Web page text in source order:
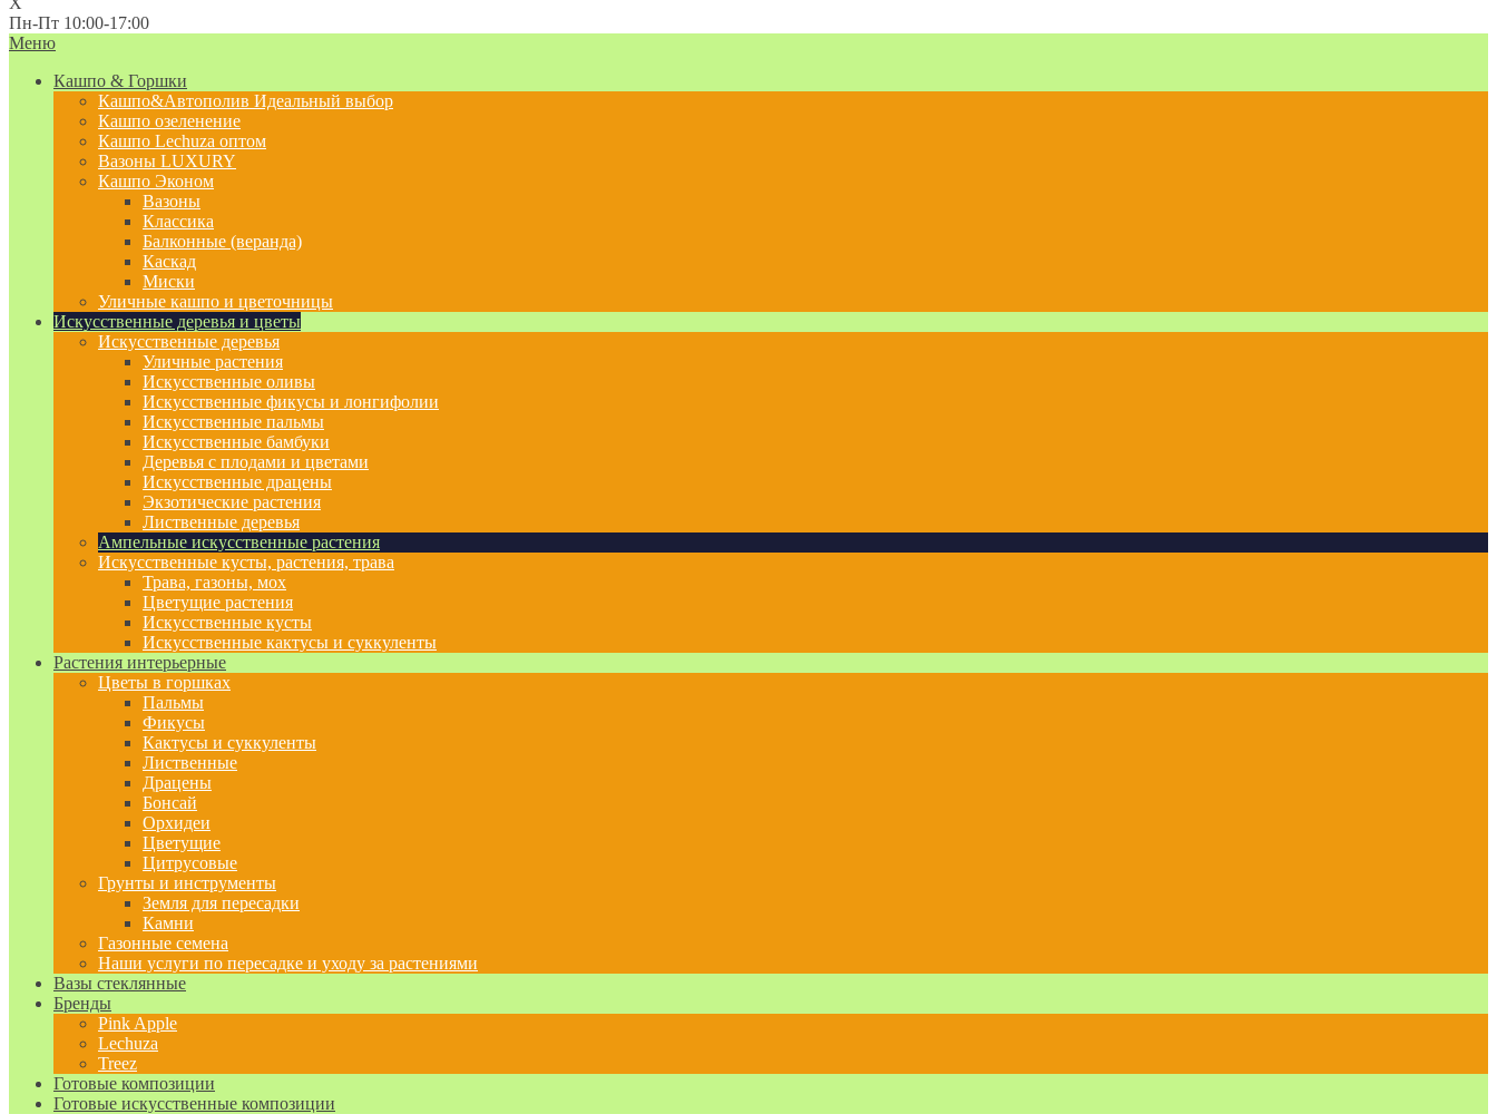
Пн-Пт 10:00-17:00
Меню
Кашпо & Горшки
Кашпо&Автополив Идеальный выбор
Кашпо озеленение
Кашпо Lechuza оптом
Вазоны LUXURY
Кашпо Эконом
Вазоны
Классика
Балконные (веранда)
Каскад
Миски
Уличные кашпо и цветочницы
Искусственные деревья и цветы
Искусственные деревья
Уличные растения
Искусственные оливы
Искусственные фикусы и лонгифолии
Искусственные пальмы
Искусственные бамбуки
Деревья с плодами и цветами
Искусственные драцены
Экзотические растения
Лиственные деревья
Ампельные искусственные растения
Искусственные кусты, растения, трава
Трава, газоны, мох
Цветущие растения
Искусственные кусты
Искусственные кактусы и суккуленты
Растения интерьерные
Цветы в горшках
Пальмы
Фикусы
Кактусы и суккуленты
Лиственные
Драцены
Бонсай
Орхидеи
Цветущие
Цитрусовые
Грунты и инструменты
Земля для пересадки
Камни
Газонные семена
Наши услуги по пересадке и уходу за растениями
Вазы стеклянные
Бренды
Pink Apple
Lechuza
Treez
Готовые композиции
Готовые искусственные композиции